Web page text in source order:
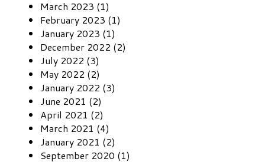
March 2023 (1)
February 2023 (1)
January 2023 (1)
December 2022 (2)
July 2022 (3)
May 2022 (2)
January 2022 (3)
June 2021 (2)
April 2021 (2)
March 2021 (4)
January 2021 (2)
September 2020 (1)